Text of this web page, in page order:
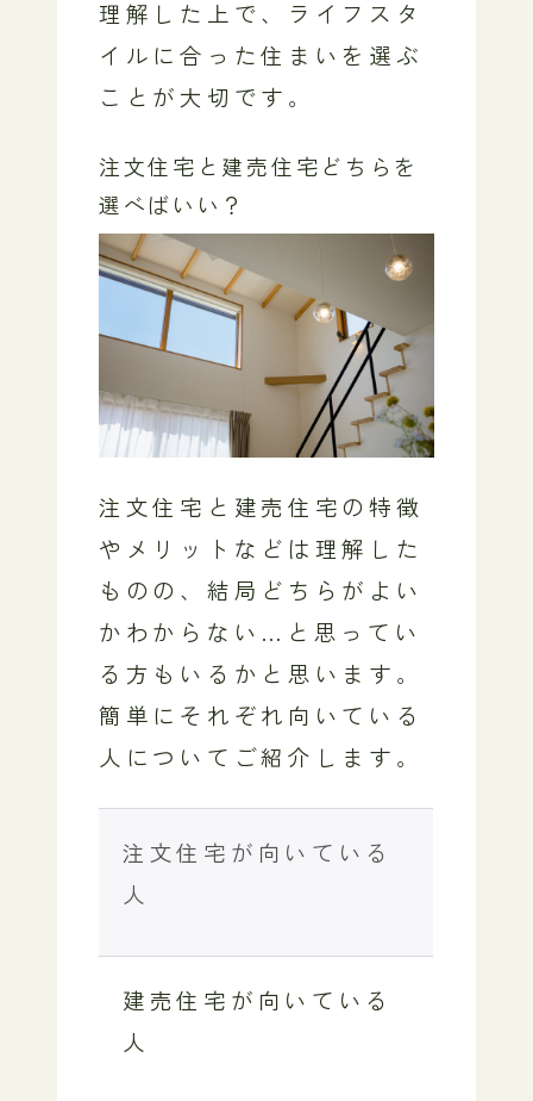
理解した上で、ライフスタ
イルに合った住まいを選ぶ
ことが大切です。
注文住宅と建売住宅どちらを
選べばいい？
注文住宅と建売住宅の特徴
やメリットなどは理解した
ものの、結局どちらがよい
かわからない…と思ってい
る方もいるかと思います。
簡単にそれぞれ向いている
人についてご紹介します。
注文住宅が向いている
人
建売住宅が向いている
人